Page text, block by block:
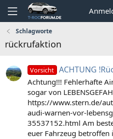
Schlagworte
rückrufaktion
Vorsicht ACHTUNG
Achtung!!! Fehlerhafte
sogar von
https://www.stern.de/
audi-warnen-vor-
35537152.html Am
euer Fahrzeug betroffen